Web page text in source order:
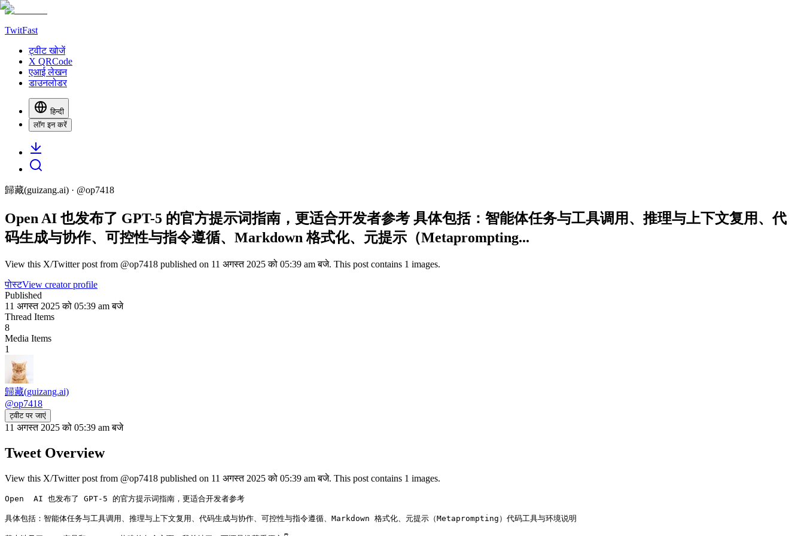
TwitFast
ट्वीट खोजें
X QRCode
एआई लेखन
डाउनलोडर
हिन्दी
लॉग इन करें
歸藏(guizang.ai) · @op7418
Open AI 也发布了 GPT-5 的官方提示词指南，更适合开发者参考 具体包括：智能体任务与工具调用、推理与上下文复用、代
码生成与协作、可控性与指令遵循、Markdown 格式化、元提示（Metaprompting...
View this X/Twitter post from @op7418 published on 11 अगस्त 2025 को 05:39 am बजे. This post contains 1 images.
पोस्टView creator profile
Published
11 अगस्त 2025 को 05:39 am बजे
Thread Items
8
Media Items
1
歸藏(guizang.ai)
@op7418
ट्वीट पर जाएं
11 अगस्त 2025 को 05:39 am बजे
Tweet Overview
View this X/Twitter post from @op7418 published on 11 अगस्त 2025 को 05:39 am बजे. This post contains 1 images.
Open  AI 也发布了 GPT-5 的官方提示词指南，更适合开发者参考
具体包括：智能体任务与工具调用、推理与上下文复用、代码生成与协作、可控性与指令遵循、Markdown 格式化、元提示（Metaprompting）代码工具与环境说明